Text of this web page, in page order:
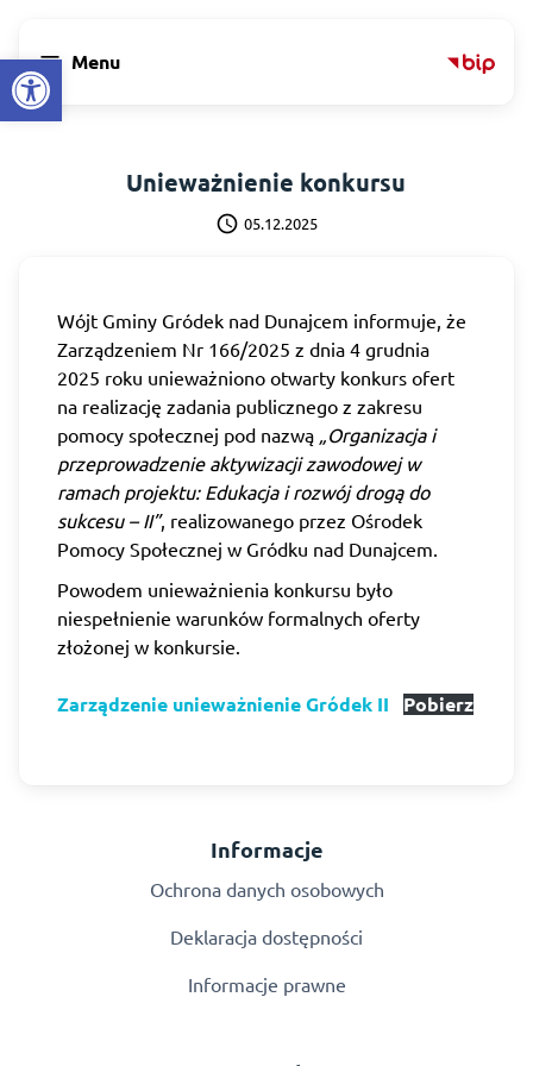
Open toolbar
menu Menu
Unieważnienie konkursu
schedule 05.12.2025
Wójt Gminy Gródek nad Dunajcem informuje, że
Zarządzeniem Nr 166/2025 z dnia 4 grudnia
2025 roku unieważniono otwarty konkurs ofert
na realizację zadania publicznego z zakresu
pomocy społecznej pod nazwą „Organizacja i
przeprowadzenie aktywizacji zawodowej w
ramach projektu: Edukacja i rozwój drogą do
sukcesu – II”, realizowanego przez Ośrodek
Pomocy Społecznej w Gródku nad Dunajcem.
Powodem unieważnienia konkursu było
niespełnienie warunków formalnych oferty
złożonej w konkursie.
Zarządzenie unieważnienie Gródek II Pobierz
Informacje
Ochrona danych osobowych
Deklaracja dostępności
Informacje prawne